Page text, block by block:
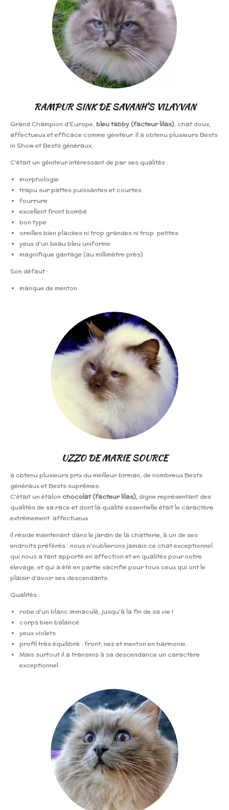
RAMPUR SINK DE SAVANH'S VILAYVAN
Grand Champion d'Europe, bleu tabby (facteur lilas), chat doux,
affectueux et efficace comme géniteur. Il a obtenu plusieurs Bests
in Show et Bests généraux.
C'était un géniteur intéressant de par ses qualités :
morphologie
trapu sur pattes puissantes et courtes
fourrure
excellent front bombé
bon type
oreilles bien placées ni trop grandes ni trop petites
yeux d'un beau bleu uniforme
magnifique gantage (au millimètre près)
Son défaut :
manque de menton
UZZO DE MARIE SOURCE
a obtenu plusieurs prix du meilleur birman, de nombreux Bests
généraux et Bests suprêmes.
C'était un étalon chocolat (facteur lilas), digne représentant des
qualités de sa race et dont la qualité essentielle était le caractère
extrêmement affectueux.
Il réside maintenant dans le jardin de la chatterie, à un de ses
endroits préférés : nous n'oublierons jamais ce chat exceptionnel
qui nous a tant apporté en affection et en qualités pour notre
élevage, et qui a été en partie sacrifié pour tous ceux qui ont le
plaisir d'avoir ses descendants.
Qualités :
robe d'un blanc immaculé, jusqu'à la fin de sa vie !
corps bien balancé
yeux violets
profil très équilibré : front, nez et menton en harmonie.
Mais surtout il a transmis à sa descendance un caractère
exceptionnel